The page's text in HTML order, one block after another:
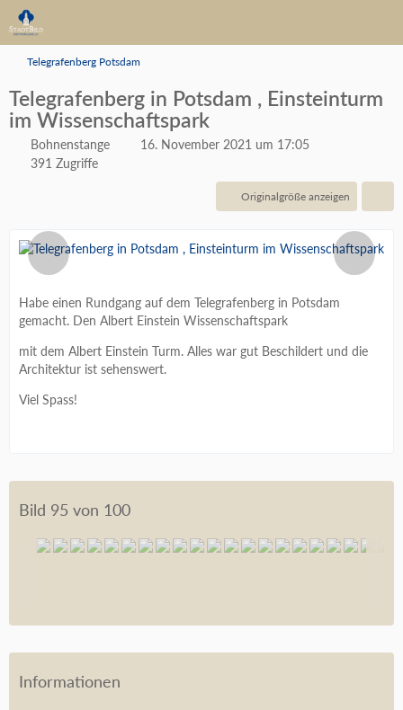
Telegrafenberg Potsdam
Telegrafenberg in Potsdam , Einsteinturm
im Wissenschaftspark
Bohnenstange
16. November 2021 um 17:05
391 Zugriffe
Originalgröße anzeigen
Habe einen Rundgang auf dem Telegrafenberg in Potsdam
gemacht. Den Albert Einstein Wissenschaftspark
mit dem Albert Einstein Turm. Alles war gut Beschildert und die
Architektur ist sehenswert.
Viel Spass!
Bild 95 von 100
Informationen